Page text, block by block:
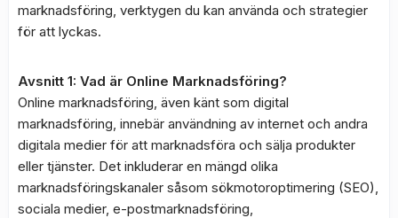
marknadsföring, verktygen du kan använda och strategier
för att lyckas.
Avsnitt 1: Vad är Online Marknadsföring?
Online marknadsföring, även känt som digital
marknadsföring, innebär användning av internet och andra
digitala medier för att marknadsföra och sälja produkter
eller tjänster. Det inkluderar en mängd olika
marknadsföringskanaler såsom sökmotoroptimering (SEO),
sociala medier, e-postmarknadsföring,